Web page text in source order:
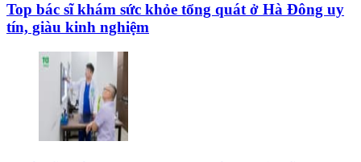
Top bác sĩ khám sức khỏe tổng quát ở Hà Đông uy
tín, giàu kinh nghiệm